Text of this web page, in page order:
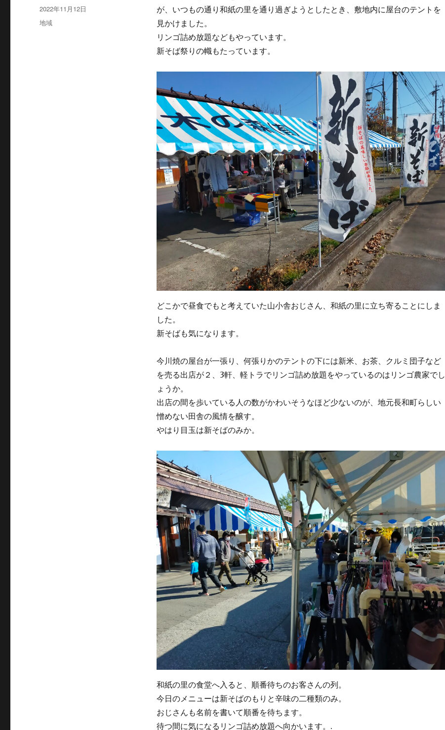
が、いつもの通り和紙の里を通り過ぎようとしたとき、敷地内に屋台のテントを
見かけました。
リンゴ詰め放題などもやっています。
新そば祭りの幟もたっています。
どこかで昼食でもと考えていた山小舎おじさん、和紙の里に立ち寄ることにしま
した。
新そばも気になります。
今川焼の屋台が一張り、何張りかのテントの下には新米、お茶、クルミ団子など
を売る出店が２、3軒、軽トラでリンゴ詰め放題をやっているのはリンゴ農家でし
ょうか。
出店の間を歩いている人の数がかわいそうなほど少ないのが、地元長和町らしい
憎めない田舎の風情を醸す。
やはり目玉は新そばのみか。
和紙の里の食堂へ入ると、順番待ちのお客さんの列。
今日のメニューは新そばのもりと辛味の二種類のみ。
おじさんも名前を書いて順番を待ちます。
待つ間に気になるリンゴ詰め放題へ向かいます。.
稿
投
稿
2022年11月12日
カ
地域